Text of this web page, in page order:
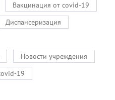
Вакцинация от covid-19
Диспансеризация
Новости учреждения
19